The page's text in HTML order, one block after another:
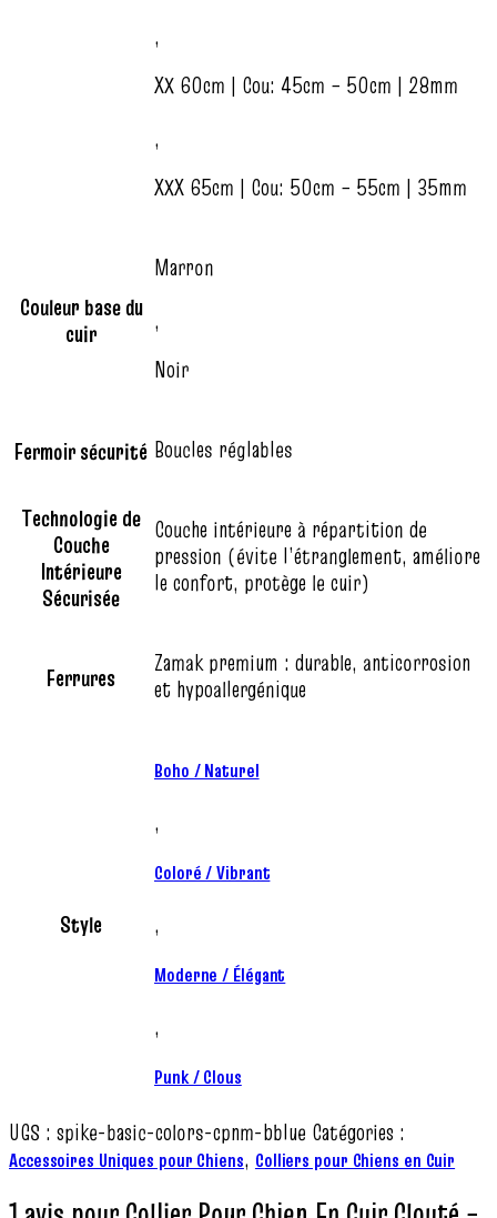
,
XX 60cm | Cou: 45cm – 50cm | 28mm
,
XXX 65cm | Cou: 50cm – 55cm | 35mm
Couleur base du
cuir
Marron
,
Noir
Fermoir sécurité Boucles réglables
Technologie de
Couche
Intérieure
Sécurisée
Couche intérieure à répartition de
pression (évite l’étranglement, améliore
le confort, protège le cuir)
Ferrures
Zamak premium : durable, anticorrosion
et hypoallergénique
Style
Boho / Naturel
,
Coloré / Vibrant
,
Moderne / Élégant
,
Punk / Clous
UGS : spike-basic-colors-cpnm-bblue Catégories :
Accessoires Uniques pour Chiens, Colliers pour Chiens en Cuir